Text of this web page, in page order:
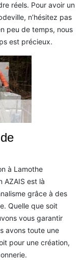
réels. Pour avoir un
n’hésitez pas
peu de temps, nous
est précieux.
à Lamothe
AZAIS est là
grâce à des
Quelle que soit
vous garantir
avons toute une
pour une création,